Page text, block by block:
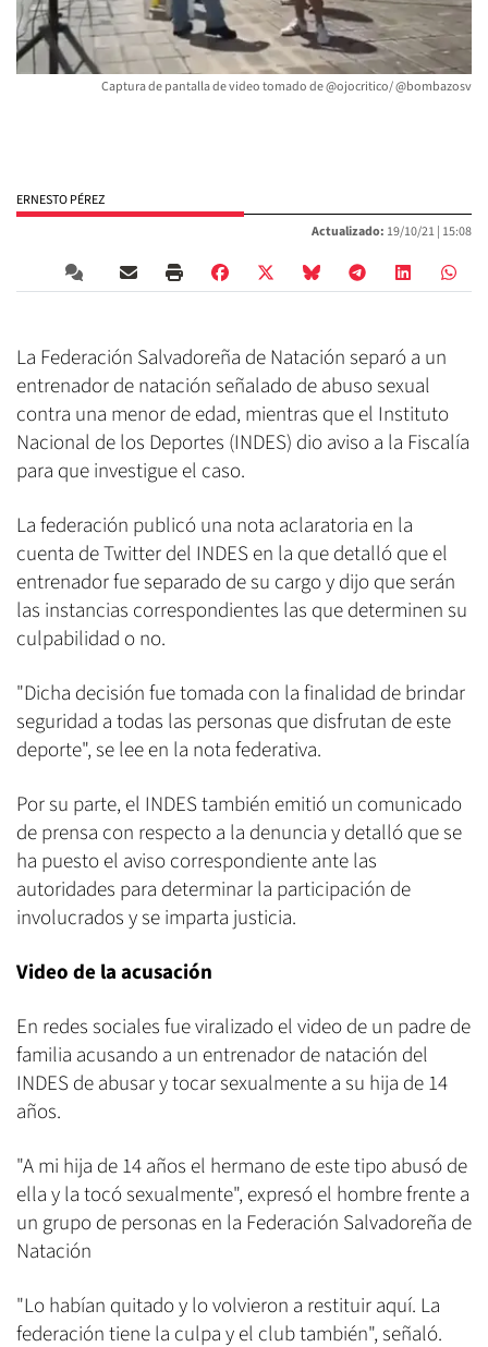
Captura de pantalla de video tomado de @ojocritico/ @bombazosv
ERNESTO PÉREZ
Actualizado: 19/10/21 | 15:08
La Federación Salvadoreña de Natación separó a un
entrenador de natación señalado de abuso sexual
contra una menor de edad, mientras que el Instituto
Nacional de los Deportes (INDES) dio aviso a la Fiscalía
para que investigue el caso.
La federación publicó una nota aclaratoria en la
cuenta de Twitter del INDES en la que detalló que el
entrenador fue separado de su cargo y dijo que serán
las instancias correspondientes las que determinen su
culpabilidad o no.
"Dicha decisión fue tomada con la finalidad de brindar
seguridad a todas las personas que disfrutan de este
deporte", se lee en la nota federativa.
Por su parte, el INDES también emitió un comunicado
de prensa con respecto a la denuncia y detalló que se
ha puesto el aviso correspondiente ante las
autoridades para determinar la participación de
involucrados y se imparta justicia.
Video de la acusación
En redes sociales fue viralizado el video de un padre de
familia acusando a un entrenador de natación del
INDES de abusar y tocar sexualmente a su hija de 14
años.
"A mi hija de 14 años el hermano de este tipo abusó de
ella y la tocó sexualmente", expresó el hombre frente a
un grupo de personas en la Federación Salvadoreña de
Natación
"Lo habían quitado y lo volvieron a restituir aquí. La
federación tiene la culpa y el club también", señaló.